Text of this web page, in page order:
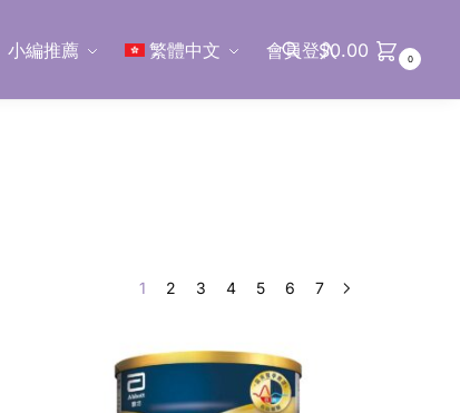
小編推薦 繁體中文 會員登入
$0.00 0
1 2 3 4 5 6 7